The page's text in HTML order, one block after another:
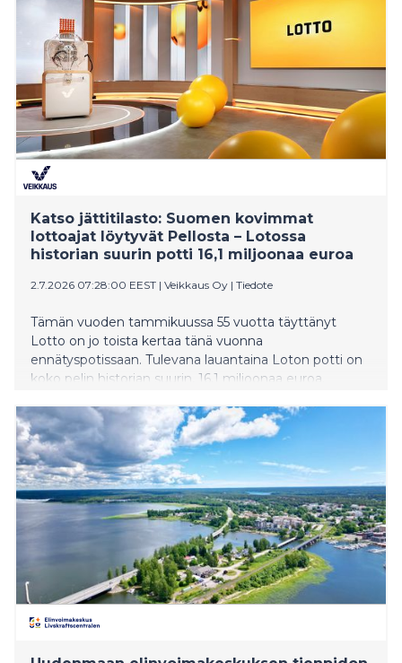
Katso jättitilasto: Suomen kovimmat
lottoajat löytyvät Pellosta – Lotossa
historian suurin potti 16,1 miljoonaa euroa
2.7.2026 07:28:00 EEST | Veikkaus Oy | Tiedote
Tämän vuoden tammikuussa 55 vuotta täyttänyt
Lotto on jo toista kertaa tänä vuonna
ennätyspotissaan. Tulevana lauantaina Loton potti on
koko pelin historian suurin, 16,1 miljoonaa euroa.
Suomen innokkaimmat ja toisaalta maltillisimmat
lottoajat.